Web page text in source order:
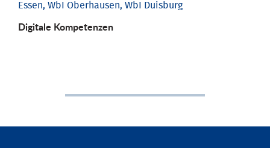
Essen, WbI Oberhausen, WbI Duisburg
Digitale Kompetenzen